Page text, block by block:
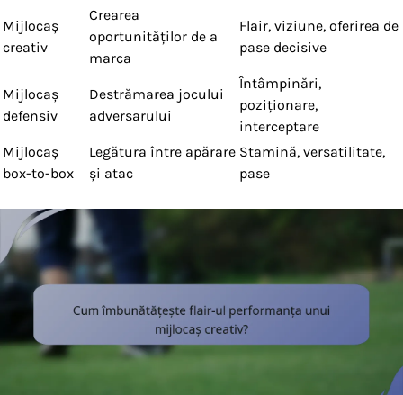
Mijlocaș
creativ
Crearea
oportunităților de a
marca
Flair, viziune, oferirea de
pase decisive
Mijlocaș
defensiv
Destrămarea jocului
adversarului
Întâmpinări,
poziționare,
interceptare
Mijlocaș
box-to-box
Legătura între apărare
și atac
Stamină, versatilitate,
pase